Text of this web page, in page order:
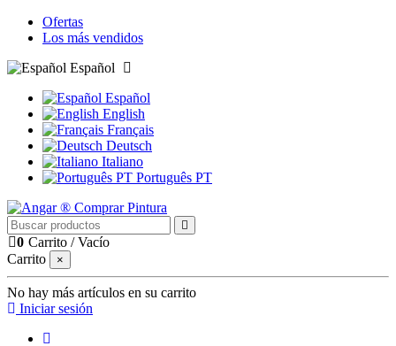
Ofertas
Los más vendidos
Español
Español
English
Français
Deutsch
Italiano
Português PT
0 Carrito /Vacío
Carrito
×
No hay más artículos en su carrito
Iniciar sesión